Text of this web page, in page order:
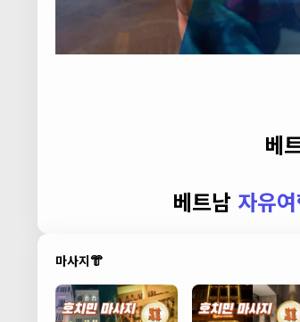
베
베트남 자유
마사지👘